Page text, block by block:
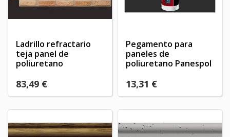
Ladrillo refractario
teja panel de
poliuretano
83,49 €
Pegamento para
paneles de
poliuretano Panespol
13,31 €
×
Crear lista de deseos ×
Iniciar sesión ×